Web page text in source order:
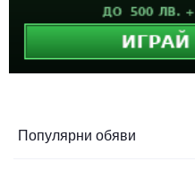
Популярни обяви